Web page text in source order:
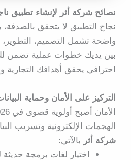
نصائح شركة أثر لإنشاء تطبيق
نجاح التطبيق لا يتحقق
واضحة تشمل التصميم، التطوير،
بين يديك خطوات عملية تضمن
احترافي يحقق أهدافك
التركيز على الأمان وحماية
الهجمات الإلكترونية وتسريب
شركة أثر بالآتي:
اختيار لغات برمجة حديثة